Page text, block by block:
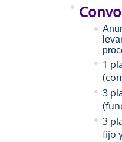
1
3
3
fijo